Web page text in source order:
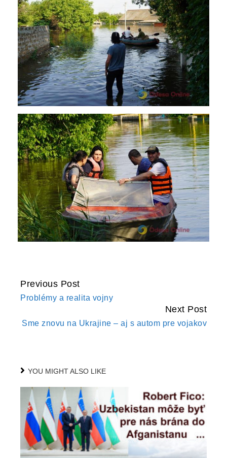
CONTINUE
READING
Previous Post
Problémy a realita vojny
Next Post
Sme znovu na Ukrajine – aj s autom pre vojakov
YOU MIGHT ALSO LIKE